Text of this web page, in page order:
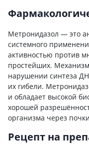
Метронидазол — это
системного
активностью против
простейших.
нарушении синтеза
их гибели.
и обладает высокой
хорошей
организма через
Рецепт на